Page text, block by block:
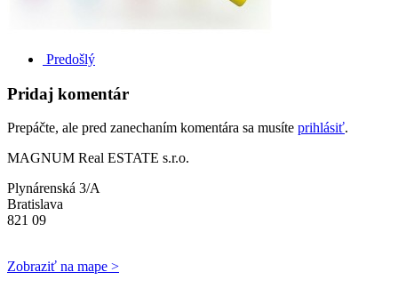
Predošlý
Pridaj komentár
Prepáčte, ale pred zanechaním komentára sa musíte prihlásiť.
MAGNUM Real ESTATE s.r.o.
Plynárenská 3/A
Bratislava
821 09
Zobraziť na mape >